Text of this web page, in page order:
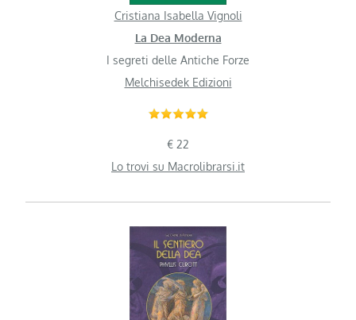
Cristiana Isabella Vignoli
La Dea Moderna
I segreti delle Antiche Forze
Melchisedek Edizioni
€ 22
Lo trovi su Macrolibrarsi.it